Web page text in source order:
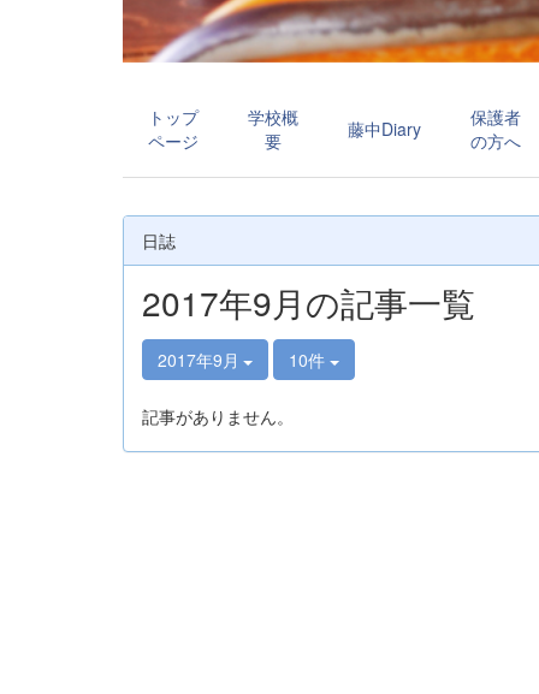
トップ
ページ
学校概
要
藤中Diary
保護者
の方へ
日誌
2017年9月の記事一覧
2017年9月 10件
記事がありません。